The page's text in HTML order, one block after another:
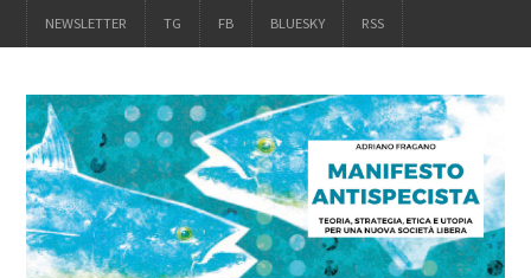
NEWSLETTER TG FB BLUESKY RSS